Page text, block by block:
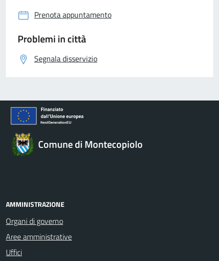
Prenota appuntamento
Problemi in città
Segnala disservizio
Comune di Montecopiolo
AMMINISTRAZIONE
Organi di governo
Aree amministrative
Uffici